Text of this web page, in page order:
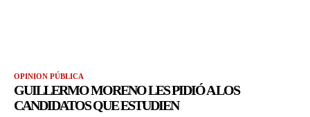
OPINION PÚBLICA
GUILLERMO MORENO LES PIDIÓ A LOS
CANDIDATOS QUE ESTUDIEN